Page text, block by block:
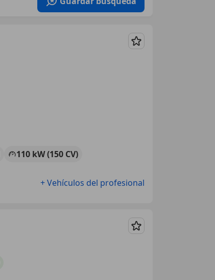
Guardar
110 kW (150 CV)
+ Vehículos del profesional
Guardar